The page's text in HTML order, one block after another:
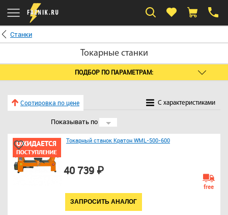
Станки
Токарные станки
ПОДБОР ПО ПАРАМЕТРАМ:
Сортировка по цене C характеристиками
Показывать по 24
Токарный станок Кратон WML-500-600
40 739 ₽
ЗАПРОСИТЬ АНАЛОГ
free